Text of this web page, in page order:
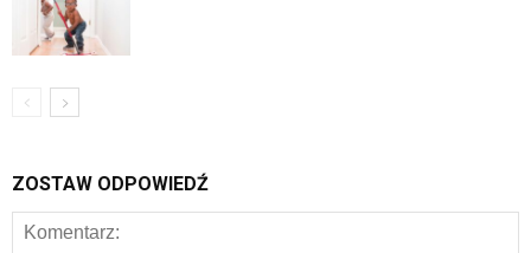
ZOSTAW ODPOWIEDŹ